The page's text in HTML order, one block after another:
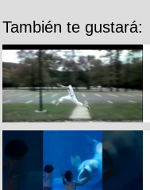
También te gustará: